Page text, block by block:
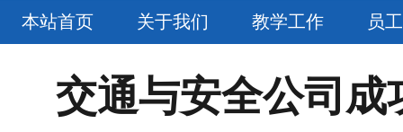
本站首页 关于我们 教学工作 员
交通与安全公司